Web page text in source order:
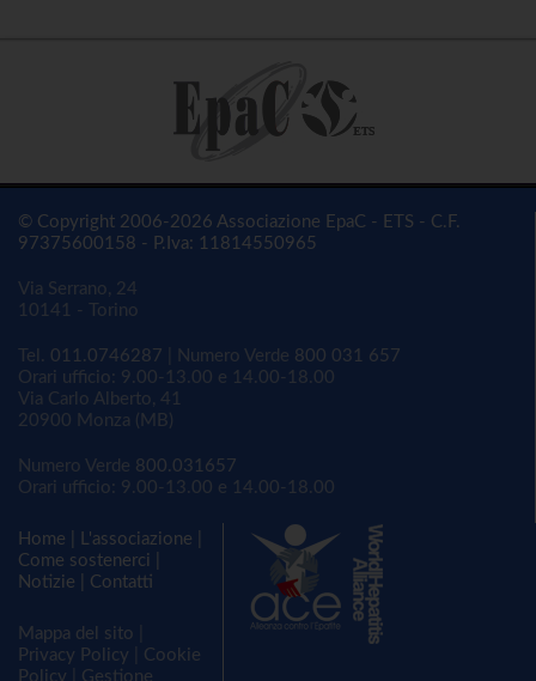
© Copyright 2006-2026 Associazione EpaC - ETS - C.F.
97375600158 - P.Iva: 11814550965
Via Serrano, 24
10141 - Torino
Tel. 011.0746287 | Numero Verde 800 031 657
Orari ufficio: 9.00-13.00 e 14.00-18.00
Via Carlo Alberto, 41
20900 Monza (MB)
Numero Verde 800.031657
Orari ufficio: 9.00-13.00 e 14.00-18.00
Home L'associazione
Come sostenerci
Notizie
Contatti
Mappa del sito
Privacy Policy
Cookie
Policy
Gestione